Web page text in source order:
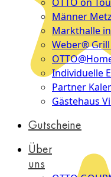
Männer
Markthalle
Weber®
Individuelle
Partner
Gästehaus
Gutscheine
Über
uns